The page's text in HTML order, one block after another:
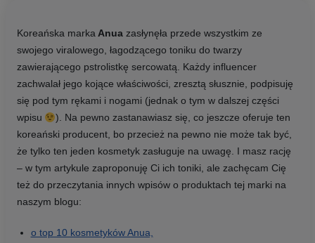
Koreańska markaAnuazasłynęła przede wszystkim ze
swojego viralowego, łagodzącego toniku do twarzy
zawierającego pstrolistkę sercowatą. Każdy influencer
zachwalał jego kojące właściwości, zresztą słusznie, podpisuję
się pod tym rękami i nogami (jednak o tym w dalszej części
wpisu
). Na pewno zastanawiasz się, co jeszcze oferuje ten
koreański producent, bo przecież na pewno nie może tak być,
że tylko ten jeden kosmetyk zasługuje na uwagę. I masz rację
– w tym artykule zaproponuję Ci ich toniki, ale zachęcam Cię
też do przeczytania innych wpisów o produktach tej marki na
naszym blogu:
o top 10 kosmetyków Anua,